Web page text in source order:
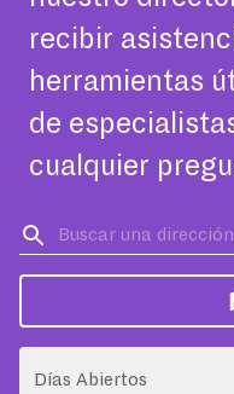
recibir
herramientas
de
cualquier
Días Abiertos